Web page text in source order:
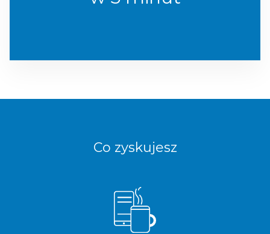
Co zyskujesz